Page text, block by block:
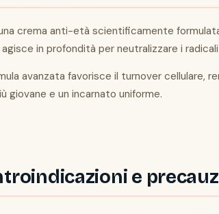
crema anti-età scientificamente
in profondità per neutralizzare i
avanzata favorisce il turnover cellulare,
giovane e un incarnato uniforme.
e